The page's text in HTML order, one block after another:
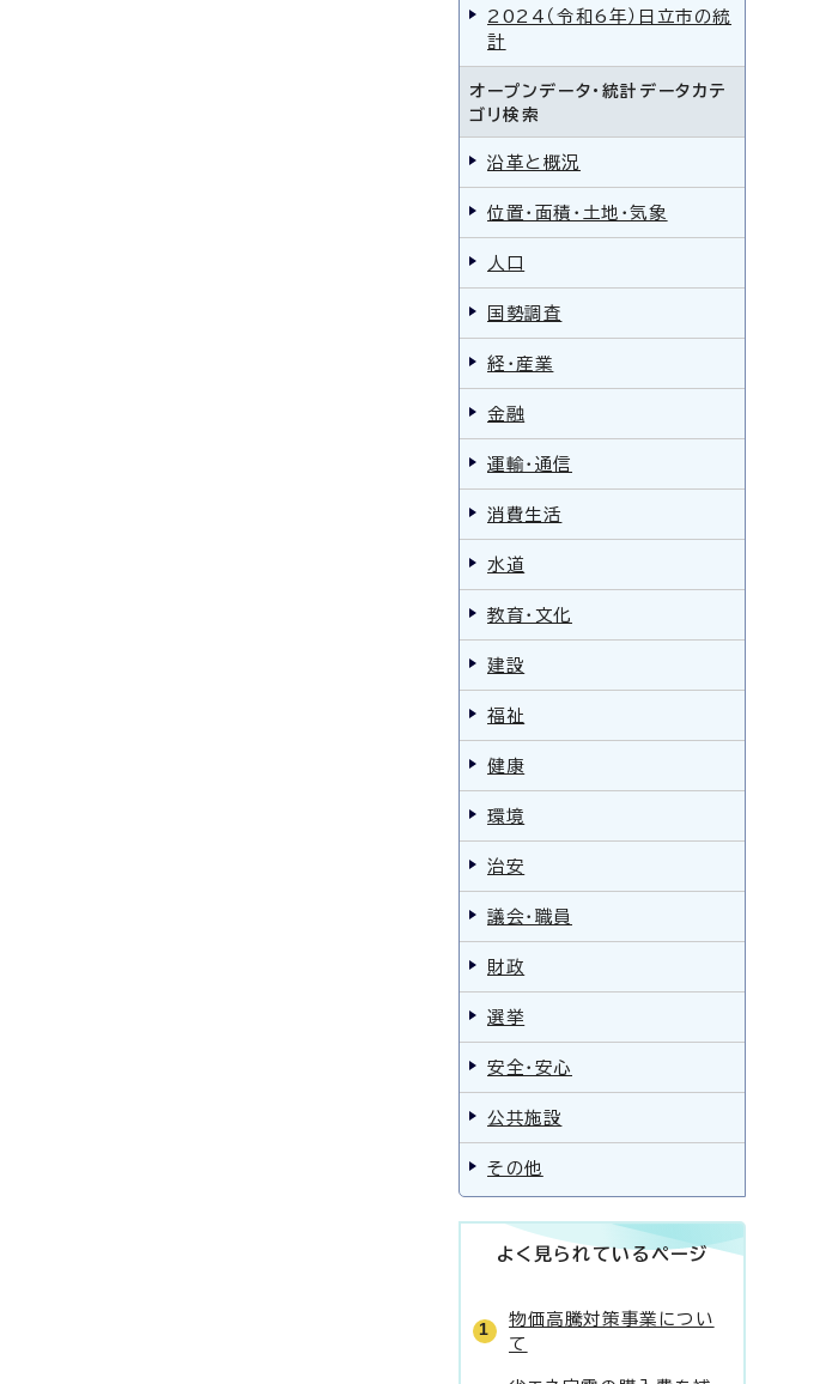
2024（令和6年）日立市の統
計
オープンデータ・統計データカテ
ゴリ検索
沿革と概況
位置・面積・土地・気象
人口
国勢調査
経・産業
金融
運輸・通信
消費生活
水道
教育・文化
建設
福祉
健康
環境
治安
議会・職員
財政
選挙
安全・安心
公共施設
その他
よく見られているページ
物価高騰対策事業につい
て